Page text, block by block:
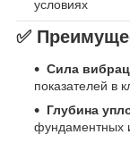
условиях
✅
Сила
показателей в
Глубина
фундаментных